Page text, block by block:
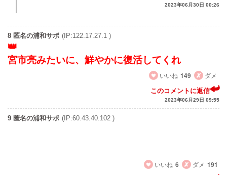
2023年06月30日 00:26
8 匿名の浦和サポ (IP:122.17.27.1 )
宮市亮みたいに、鮮やかに復活してくれ
いいね 149 ダメ
このコメントに返信
2023年06月29日 09:55
9 匿名の浦和サポ (IP:60.43.40.102 )
いいね 6 ダメ 191